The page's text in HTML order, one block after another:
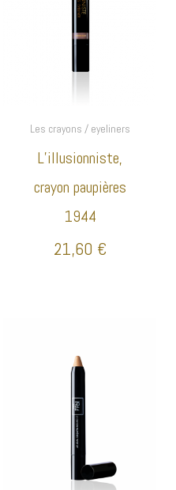
Les crayons / eyeliners
L’illusionniste,
crayon paupières
1944
21,60 €